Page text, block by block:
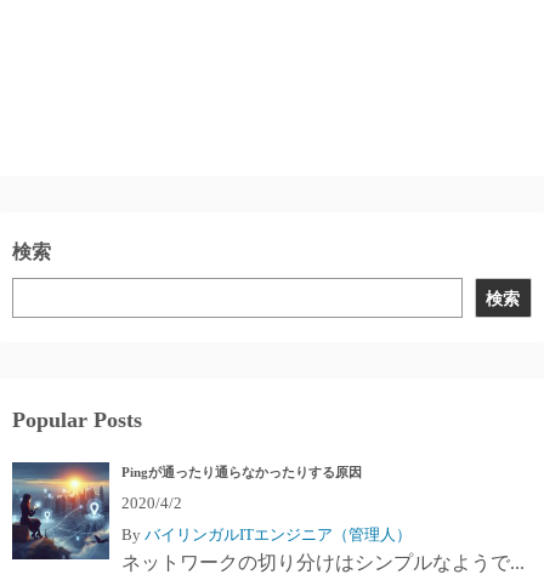
検索
検索
Popular Posts
Pingが通ったり通らなかったりする原因
2020/4/2
By バイリンガルITエンジニア（管理人）
ネットワークの切り分けはシンプルなようで...